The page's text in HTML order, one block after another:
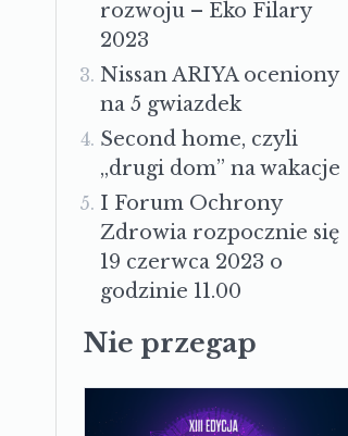
rozwoju – Eko Filary
2023
Nissan ARIYA oceniony
na 5 gwiazdek
Second home, czyli
„drugi dom” na wakacje
I Forum Ochrony
Zdrowia rozpocznie się
19 czerwca 2023 o
godzinie 11.00
Nie przegap